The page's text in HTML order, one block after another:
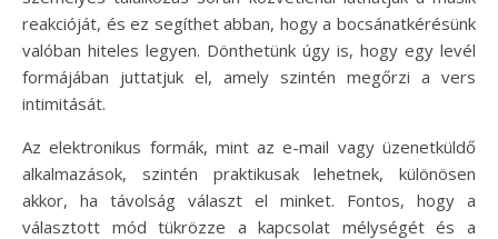
reakcióját, és ez segíthet abban, hogy a bocsánatkérésünk
valóban hiteles legyen. Dönthetünk úgy is, hogy egy levél
formájában juttatjuk el, amely szintén megőrzi a vers
intimitását.
Az elektronikus formák, mint az e-mail vagy üzenetküldő
alkalmazások, szintén praktikusak lehetnek, különösen
akkor, ha távolság választ el minket. Fontos, hogy a
választott mód tükrözze a kapcsolat mélységét és a